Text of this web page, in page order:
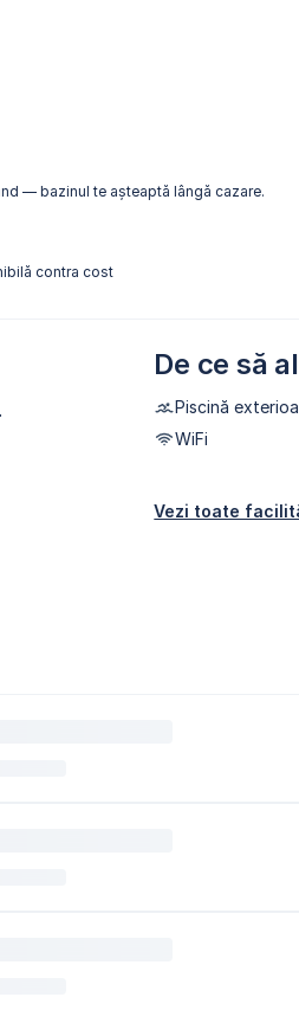
— bazinul te așteaptă lângă cazare.
contra cost
De ce să
Piscină
WiFi
Vezi toate